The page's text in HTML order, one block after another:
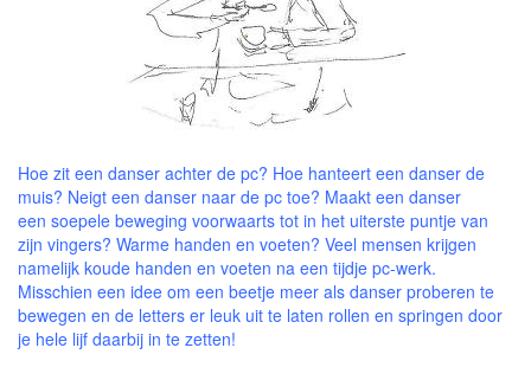
Hoe zit een danser achter de pc? Hoe hanteert een danser de
muis? Neigt een danser naar de pc toe? Maakt een danser
een soepele beweging voorwaarts tot in het uiterste puntje van
zijn vingers? Warme handen en voeten? Veel mensen krijgen
namelijk koude handen en voeten na een tijdje pc-werk.
Misschien een idee om een beetje meer als danser proberen te
bewegen en de letters er leuk uit te laten rollen en springen door
je hele lijf daarbij in te zetten!